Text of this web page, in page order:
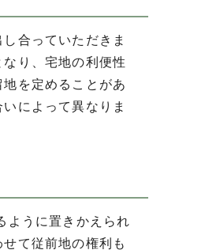
合っていただきま
り、宅地の利便性
を定めることがあ
によって異なりま
ように置きかえられ
て従前地の権利も